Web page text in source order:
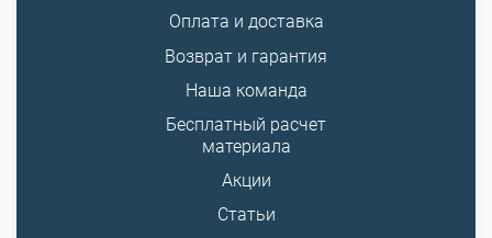
Оплата и доставка
Возврат и гарантия
Наша команда
Бесплатный расчет
материала
Акции
Статьи